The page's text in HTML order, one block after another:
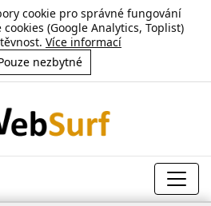
cookie pro správné fungování
(Google Analytics, Toplist)
Více informací
nezbytné